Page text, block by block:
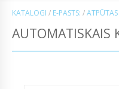
KATALOGI / E-PASTS: /
AUTOMATISKAIS